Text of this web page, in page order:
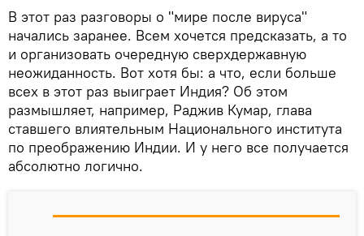
В этот раз разговоры о "мире после вируса"
начались заранее. Всем хочется предсказать, а то
и организовать очередную сверхдержавную
неожиданность. Вот хотя бы: а что, если больше
всех в этот раз выиграет Индия? Об этом
размышляет, например, Раджив Кумар, глава
ставшего влиятельным Национального института
по преображению Индии. И у него все получается
абсолютно логично.